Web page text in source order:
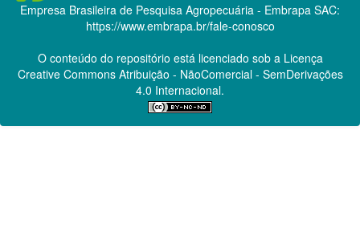
Empresa Brasileira de Pesquisa Agropecuária - Embrapa SAC:
https://www.embrapa.br/fale-conosco
O conteúdo do repositório está licenciado sob a Licença
Creative CommonsAtribuição - NãoComercial - SemDerivações
4.0 Internacional.